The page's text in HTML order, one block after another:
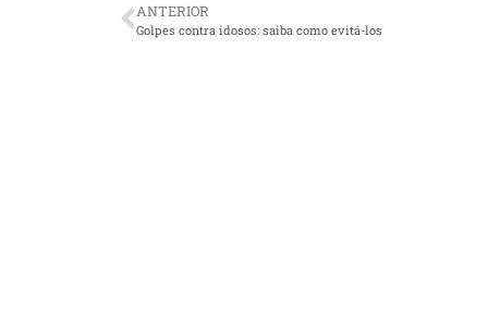
ANTERIOR
Golpes contra idosos: saiba como evitá-los